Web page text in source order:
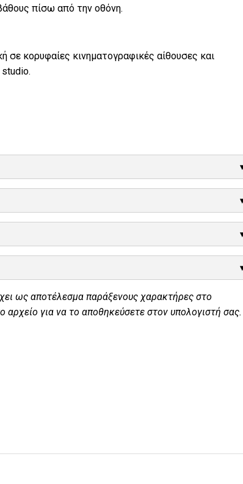
πίσω από την οθόνη.
σε κορυφαίες κινηματογραφικές αίθουσες και
ως αποτέλεσμα παράξενους χαρακτήρες στο
αρχείο για να το αποθηκεύσετε στον υπολογιστή σας.